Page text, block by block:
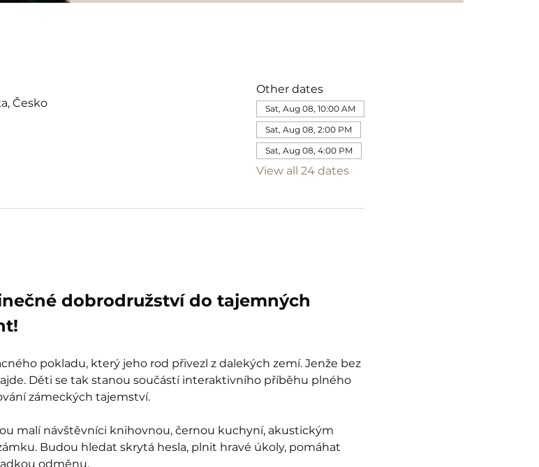
Česko
Other dates
Sat, Aug 08, 10:00 AM
Sat, Aug 08, 2:00 PM
Sat, Aug 08, 4:00 PM
View all 24 dates
dobrodružství do tajemných
pokladu, který jeho rod přivezl z dalekých zemí. Jenže bez
Děti se tak stanou součástí interaktivního příběhu plného
zámeckých tajemství.
malí návštěvníci knihovnou, černou kuchyní, akustickým
Budou hledat skrytá hesla, plnit hravé úkoly, pomáhat
odměnu.